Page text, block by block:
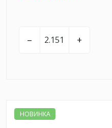
– +
НОВИНКА